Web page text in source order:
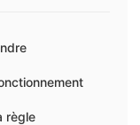
règle